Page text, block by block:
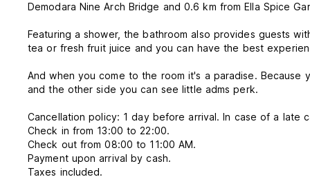
Demodara Nine Arch Bridge and 0.6 km from Ella Spice
Featuring a shower, the bathroom also provides guests
tea or fresh fruit juice and you can have the best
And when you come to the room it's a paradise.
and the other side you can see little adms perk.
Cancellation policy: 1 day before arrival. In case of a
Check in from 13:00 to 22:00.
Check out from 08:00 to 11:00 AM.
Payment upon arrival by cash.
Taxes included.